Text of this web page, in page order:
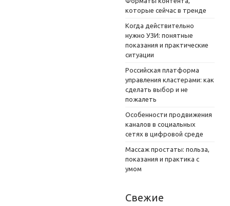
которые сейчас в тренде
Когда действительно
нужно УЗИ: понятные
показания и практические
ситуации
Российская платформа
управления кластерами: как
сделать выбор и не
пожалеть
Особенности продвижения
каналов в социальных
сетях в цифровой среде
Массаж простаты: польза,
показания и практика с
умом
Свежие